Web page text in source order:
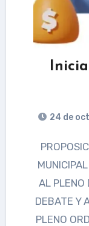
24 de
PROPOSICIÓN QUE PRESENTA EL GRUPO
AL PLENO
DEBATE Y
PLENO